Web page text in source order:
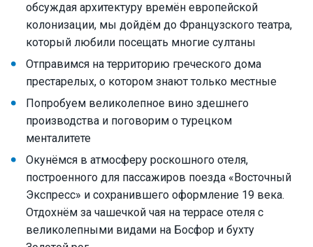
обсуждая архитектуру времён европейской
колонизации, мы дойдём до Французского театра,
который любили посещать многие султаны
Отправимся на территорию греческого дома
престарелых, о котором знают только местные
Попробуем великолепное вино здешнего
производства и поговорим о турецком
менталитете
Окунёмся в атмосферу роскошного отеля,
построенного для пассажиров поезда «Восточный
Экспресс» и сохранившего оформление 19 века.
Отдохнём за чашечкой чая на террасе отеля с
великолепными видами на Босфор и бухту